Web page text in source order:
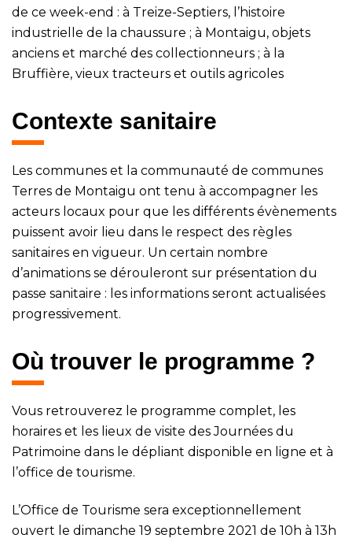
de ce week-end : à Treize-Septiers, l’histoire
industrielle de la chaussure ; à Montaigu, objets
anciens et marché des collectionneurs ; à la
Bruffière, vieux tracteurs et outils agricoles
Contexte sanitaire
Les communes et la communauté de communes
Terres de Montaigu ont tenu à accompagner les
acteurs locaux pour que les différents évènements
puissent avoir lieu dans le respect des règles
sanitaires en vigueur. Un certain nombre
d’animations se dérouleront sur présentation du
passe sanitaire : les informations seront actualisées
progressivement.
Où trouver le programme ?
Vous retrouverez le programme complet, les
horaires et les lieux de visite des Journées du
Patrimoine dans le dépliant disponible en ligne et à
l’office de tourisme.
L’Office de Tourisme sera exceptionnellement
ouvert le dimanche 19 septembre 2021 de 10h à 13h